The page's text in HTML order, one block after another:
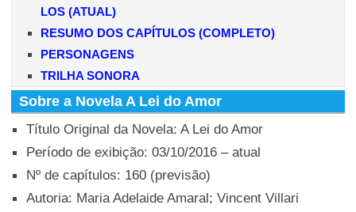
LOS (ATUAL)
RESUMO DOS CAPÍTULOS (COMPLETO)
PERSONAGENS
TRILHA SONORA
Sobre a Novela A Lei do Amor
Título Original da Novela: A Lei do Amor
Período de exibição: 03/10/2016 – atual
Nº de capítulos: 160 (previsão)
Autoria: Maria Adelaide Amaral; Vincent Villari